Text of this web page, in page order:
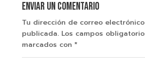
Enviar un comentario
Tu dirección de correo
publicada. Los campos
marcados con *